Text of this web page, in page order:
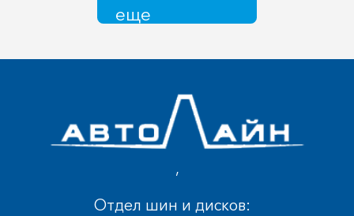
еще
,
Отдел шин и дисков: